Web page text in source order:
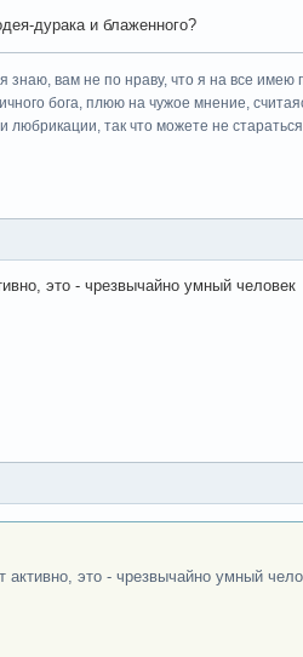
дурака и блаженного?
вам не по нраву, что я на все имею
бога, плюю на чужое мнение,
так что можете не
это - чрезвычайно умный человек
активно, это - чрезвычайно умный